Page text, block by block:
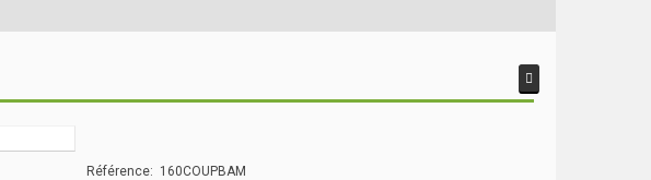
Référence: 160COUPBAM